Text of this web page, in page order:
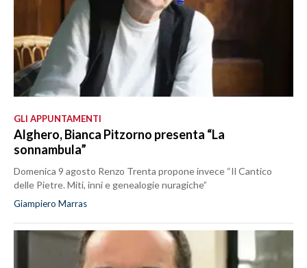
GLI APPUNTAMENTI
Alghero, Bianca Pitzorno presenta “La
sonnambula”
Domenica 9 agosto Renzo Trenta propone invece “Il Cantico
delle Pietre. Miti, inni e genealogie nuragiche”
Giampiero Marras